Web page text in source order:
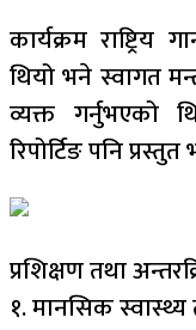
कार्यक्रम
थियो भने स्वागत
व्यक्त गर्नुभएको
रिपोर्टिङ पनि
प्रशिक्षण तथा
१. मानसिक